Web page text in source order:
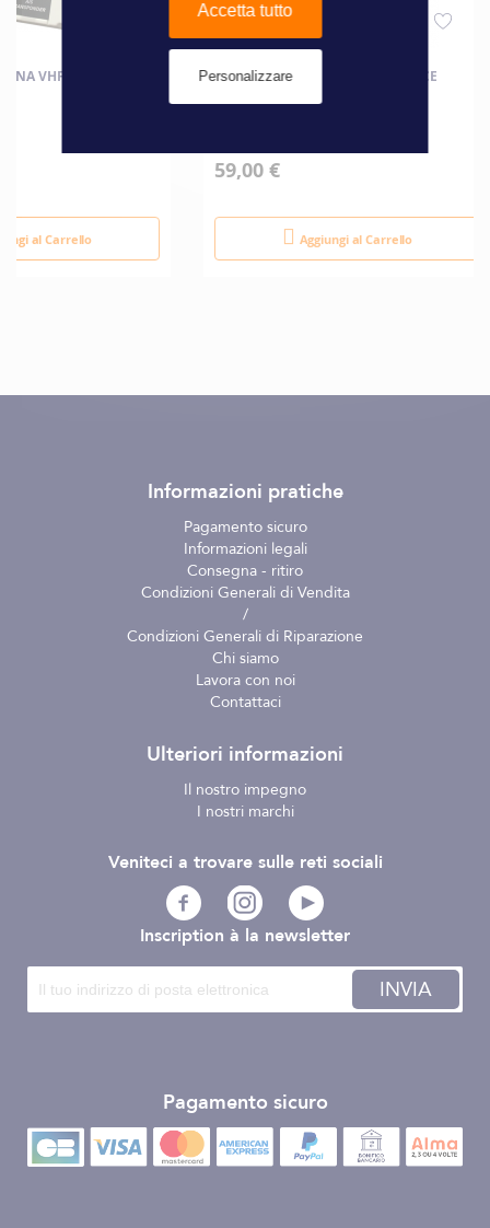
VHF/AIS SPL150
al Carrello
SOURIE TRACKBALL USB PERIMICE
59,00 €
Aggiungi al Carrello
Informazioni pratiche
Pagamento sicuro
Informazioni legali
Consegna - ritiro
Condizioni Generali di Vendita
/
Condizioni Generali di Riparazione
Chi siamo
Lavora con noi
Contattaci
Ulteriori informazioni
Il nostro impegno
I nostri marchi
Inscription à la newsletter
INVIA
Pagamento sicuro
Veniteci a trovare sulle reti sociali
Accetta tutto
Personalizzare